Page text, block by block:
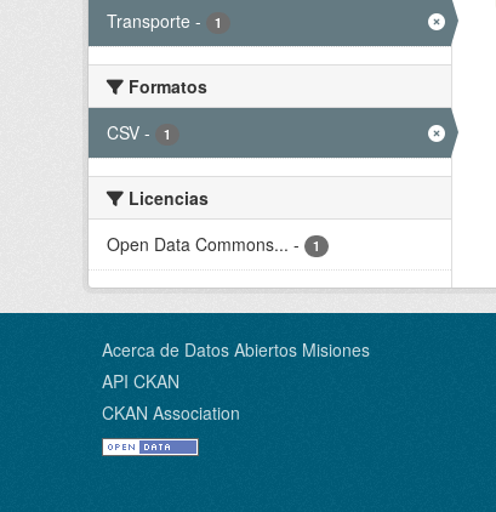
Transporte - 1
Formatos
CSV - 1
Licencias
Open Data Commons... - 1
Acerca de Datos Abiertos Misiones
API CKAN
CKAN Association